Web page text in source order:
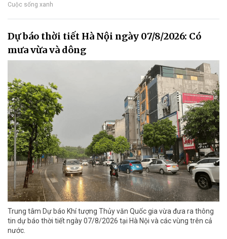
Cuộc sống xanh
Dự báo thời tiết Hà Nội ngày 07/8/2026: Có
mưa vừa và dông
Trung tâm Dự báo Khí tượng Thủy văn Quốc gia vừa đưa ra thông
tin dự báo thời tiết ngày 07/8/2026 tại Hà Nội và các vùng trên cả
nước.